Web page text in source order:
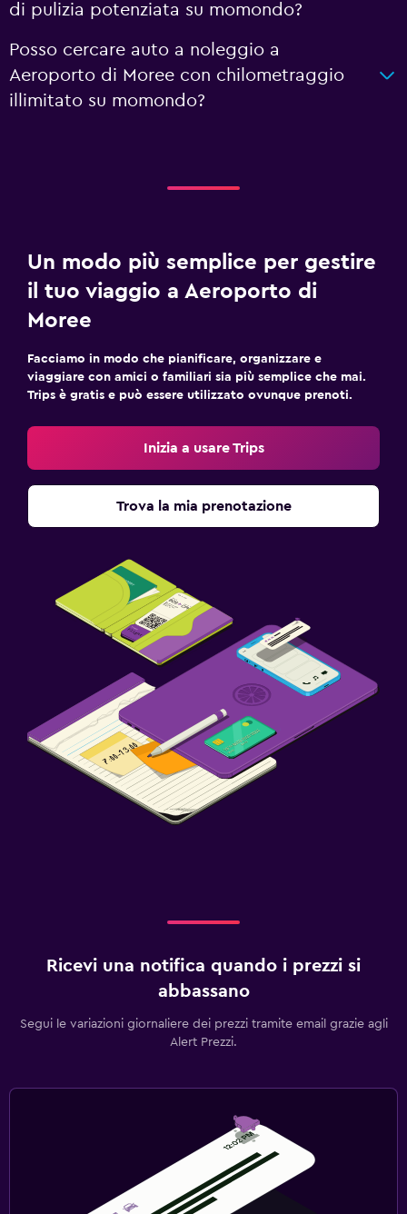
di pulizia potenziata su momondo?
Posso cercare auto a noleggio a
Aeroporto di Moree con chilometraggio
illimitato su momondo?
Un modo più semplice per gestire
il tuo viaggio a Aeroporto di
Moree
Facciamo in modo che pianificare, organizzare e
viaggiare con amici o familiari sia più semplice che mai.
Trips è gratis e può essere utilizzato ovunque prenoti.
Inizia a usare Trips
Trova la mia prenotazione
Ricevi una notifica quando i prezzi si
abbassano
Segui le variazioni giornaliere dei prezzi tramite email grazie agli
Alert Prezzi.